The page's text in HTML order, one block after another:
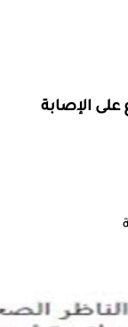
على الإصابة